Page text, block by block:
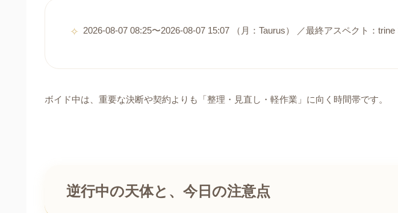
2026-08-07 08:25〜2026-08-07 15:07 （月：Taurus） ／最終アスペクト：
ボイド中は、重要な決断や契約よりも「整理・見直し・軽作業」に向く時間帯です。
逆行中の天体と、今日の注意点